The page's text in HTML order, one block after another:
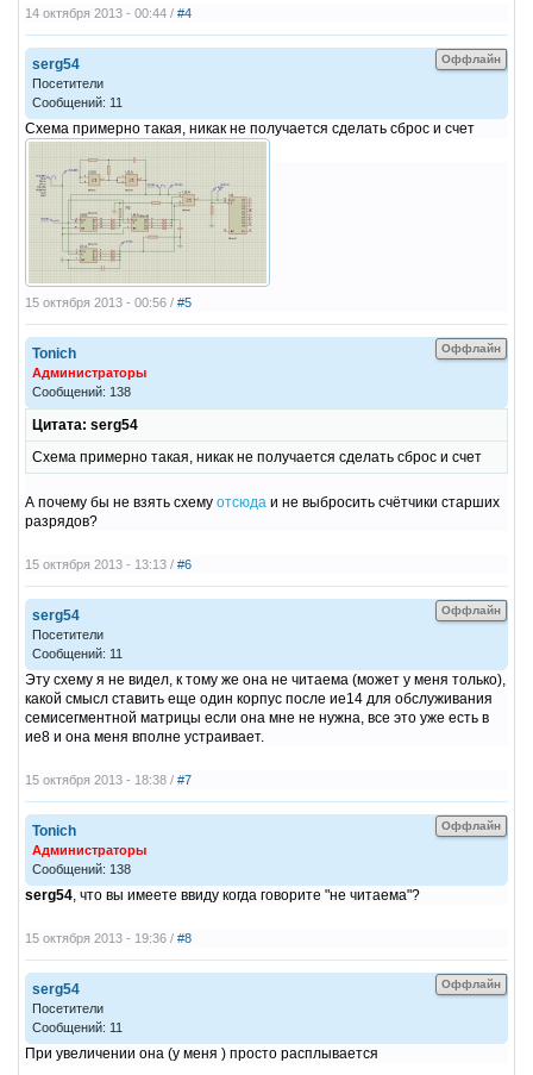
14 октября 2013 - 00:44 / #4
Оффлайн
serg54
Посетители
Сообщений: 11
Схема примерно такая, никак не получается сделать сброс и счет
15 октября 2013 - 00:56 / #5
Оффлайн
Tonich
Администраторы
Сообщений: 138
Цитата: serg54
Схема примерно такая, никак не получается сделать сброс и счет
А почему бы не взять схему отсюда и не выбросить счётчики старших
разрядов?
15 октября 2013 - 13:13 / #6
Оффлайн
serg54
Посетители
Сообщений: 11
Эту схему я не видел, к тому же она не читаема (может у меня только),
какой смысл ставить еще один корпус после ие14 для обслуживания
семисегментной матрицы если она мне не нужна, все это уже есть в
ие8 и она меня вполне устраивает.
15 октября 2013 - 18:38 / #7
Оффлайн
Tonich
Администраторы
Сообщений: 138
serg54 , что вы имеете ввиду когда говорите "не читаема"?
15 октября 2013 - 19:36 / #8
Оффлайн
serg54
Посетители
Сообщений: 11
При увеличении она (у меня ) просто расплывается